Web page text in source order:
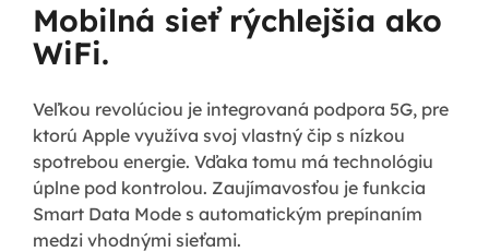
Mobilná sieť rýchlejšia ako
WiFi.
Veľkou revolúciou je integrovaná podpora 5G, pre
ktorú Apple využíva svoj vlastný čip s nízkou
spotrebou energie. Vďaka tomu má technológiu
úplne pod kontrolou. Zaujímavosťou je funkcia
Smart Data Mode s automatickým prepínaním
medzi vhodnými sieťami.